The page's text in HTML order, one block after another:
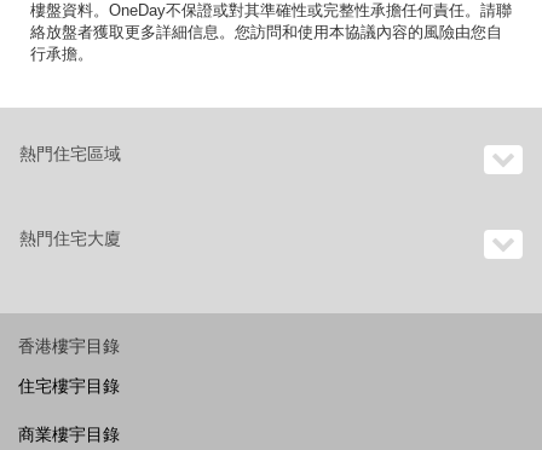
樓盤資料。OneDay不保證或對其準確性或完整性承擔任何責任。請聯
絡放盤者獲取更多詳細信息。您訪問和使用本協議內容的風險由您自
行承擔。
熱門住宅區域
熱門住宅大廈
香港樓宇目錄
住宅樓宇目錄
商業樓宇目錄